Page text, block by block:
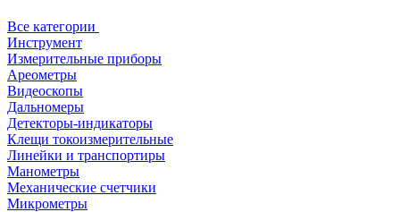
Все категории
Инструмент
Измерительные приборы
Ареометры
Видеоскопы
Дальномеры
Детекторы-индикаторы
Клещи токоизмерительные
Линейки и транспортиры
Манометры
Механические счетчики
Микрометры